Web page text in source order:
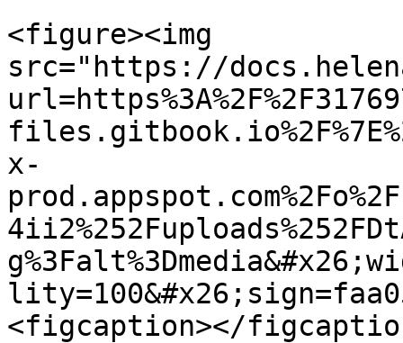
<figure><img
src="https://
x-
<figcaption></